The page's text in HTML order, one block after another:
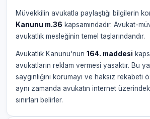
Müvekkilin avukatla paylaştığı bilgilerin
Kanunu m.36 kapsamındadır. Avukat-
avukatlık mesleğinin temel taşlarındandır.
Avukatlık Kanunu'nun 164. maddesi
avukatların reklam vermesi yasaktır. Bu
saygınlığını korumayı ve haksız rekabeti
aynı zamanda avukatın internet
sınırları belirler.